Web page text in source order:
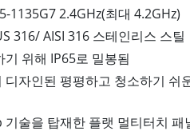
해양 등급
해양 패널 PC
해양 디스플레이
해양 임베디드 컴퓨터
스테인리스 스틸 등급
2.4GHz(최대 4.2GHz)
316/ AISI 316 스테인리스 스틸
위해 IP65로 밀봉됨
자인된 평평하고 청소하기 쉬
술을 탑재한 플랫 멀티터치 패